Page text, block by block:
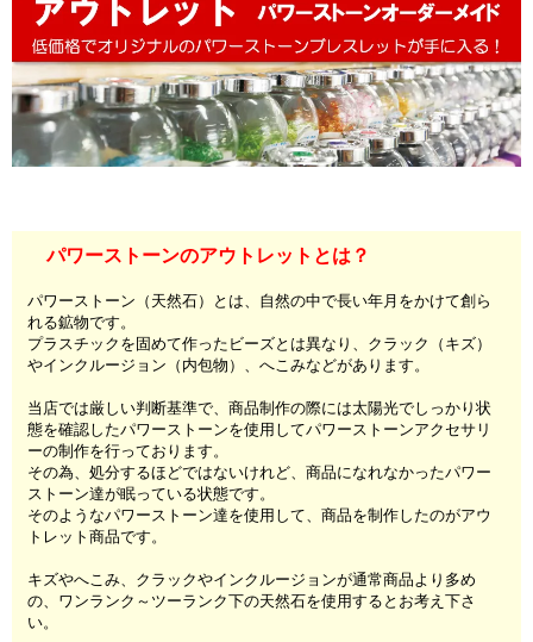
パワーストーンのアウトレットとは？
パワーストーン（天然石）とは、自然の中で長い年月をかけて創ら
れる鉱物です。
プラスチックを固めて作ったビーズとは異なり、クラック（キズ）
やインクルージョン（内包物）、へこみなどがあります。
当店では厳しい判断基準で、商品制作の際には太陽光でしっかり状
態を確認したパワーストーンを使用してパワーストーンアクセサリ
ーの制作を行っております。
その為、処分するほどではないけれど、商品になれなかったパワー
ストーン達が眠っている状態です。
そのようなパワーストーン達を使用して、商品を制作したのがアウ
トレット商品です。
キズやへこみ、クラックやインクルージョンが通常商品より多め
の、ワンランク～ツーランク下の天然石を使用するとお考え下さ
い。